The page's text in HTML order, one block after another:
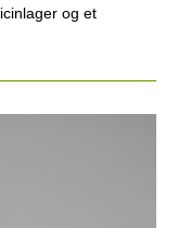
og et